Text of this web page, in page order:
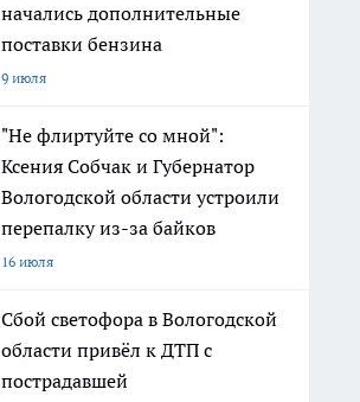
начались дополнительные
поставки бензина
9 июля
"Не флиртуйте со мной":
Ксения Собчак и Губернатор
Вологодской области устроили
перепалку из-за байков
16 июля
Сбой светофора в Вологодской
области привёл к ДТП с
пострадавшей